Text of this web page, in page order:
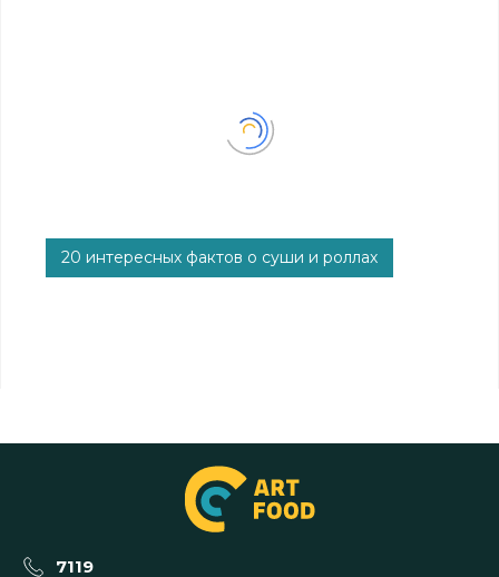
20 интересных фактов о суши и роллах
7119